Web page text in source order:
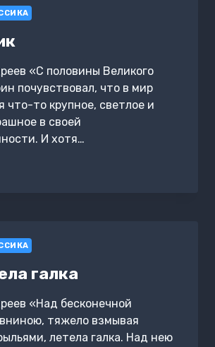
«С половины Великого
почувствовал, что в мир
что-то крупное, светлое и
в своей
И хотя…
галка
«Над бесконечной
тяжело взмывая
летела галка. Над нею